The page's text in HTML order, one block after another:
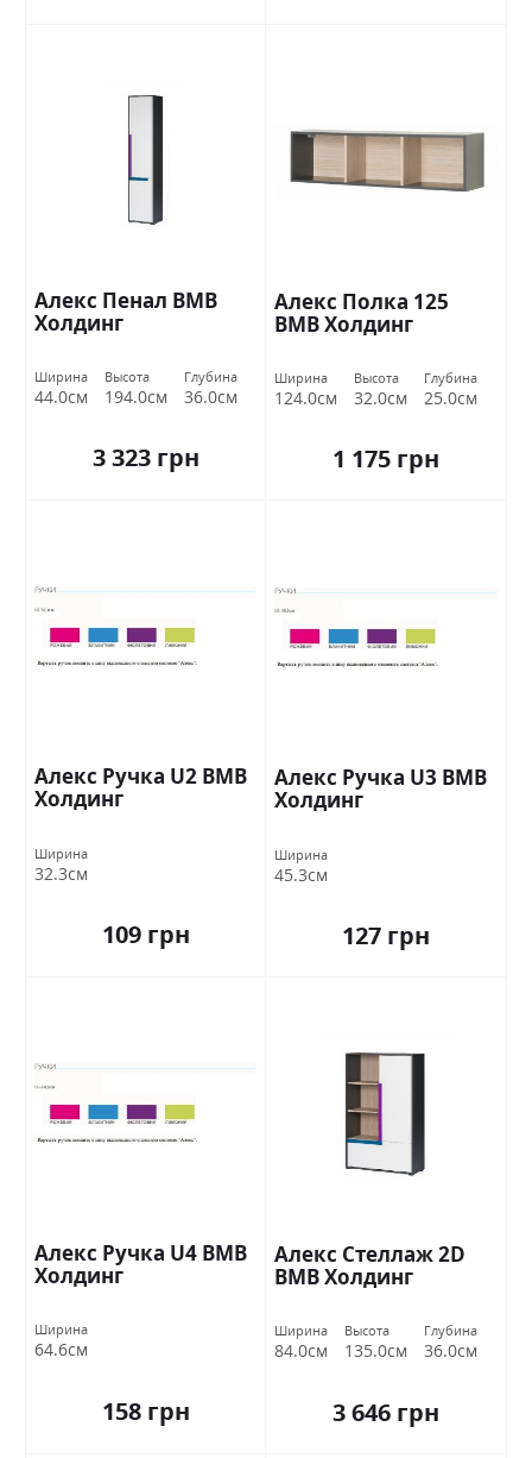
Алекс Пенал ВМВ
Холдинг
Ширина
44.0см
Высота
194.0см
Глубина
36.0см
3 323 грн
Алекс Полка 125
ВМВ Холдинг
Ширина
124.0см
Высота
32.0см
Глубина
25.0см
1 175 грн
Алекс Ручка U2 ВМВ
Холдинг
Ширина
32.3см
109 грн
Алекс Ручка U3 ВМВ
Холдинг
Ширина
45.3см
127 грн
Алекс Ручка U4 ВМВ
Холдинг
Ширина
64.6см
158 грн
Алекс Стеллаж 2D
ВМВ Холдинг
Ширина
84.0см
Высота
135.0см
Глубина
36.0см
3 646 грн